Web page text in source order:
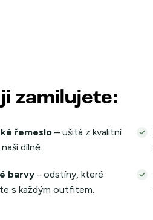
zamilujete:
řemeslo – ušitá z kvalitní
dílně.
barvy - odstíny, které
s každým outfitem.